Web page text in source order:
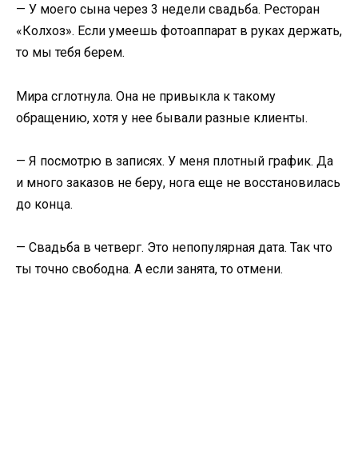
— У моего сына через 3 недели свадьба. Ресторан
«Колхоз». Если умеешь фотоаппарат в руках держать,
то мы тебя берем.
Мира сглотнула. Она не привыкла к такому
обращению, хотя у нее бывали разные клиенты.
— Я посмотрю в записях. У меня плотный график. Да
и много заказов не беру, нога еще не восстановилась
до конца.
— Свадьба в четверг. Это непопулярная дата. Так что
ты точно свободна. А если занята, то отмени.